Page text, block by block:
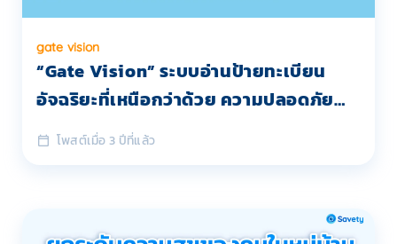
gate vision
“Gate Vision” ระบบอ่านป้ายทะเบียน
อัจฉริยะที่เหนือกว่าด้วย ความปลอดภัย
และ ความสะดวกสบาย
โพสต์เมื่อ 3 ปีที่แล้ว